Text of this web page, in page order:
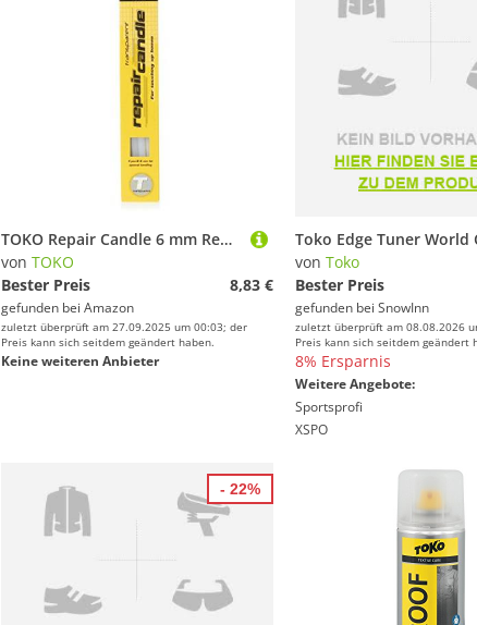
TOKO Repair Candle 6 mm Reparaturstick für Belagsschäden (transparent)
von TOKO
Bester Preis
8,83 €
gefunden bei Amazon
zuletzt überprüft am 27.09.2025 um 00:03; der
Preis kann sich seitdem geändert haben.
Keine weiteren Anbieter
von Toko
Bester Preis
gefunden bei SnowInn
zuletzt überprüft am 08.08.2026
Preis kann sich seitdem geändert
8% Ersparnis
Weitere Angebote:
Sportsprofi
XSPO
- 22%